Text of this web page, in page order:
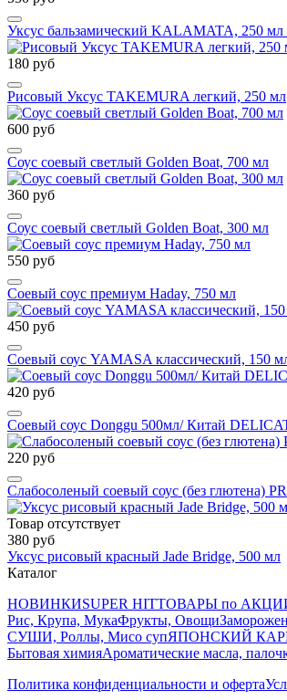
Уксус бальзамический KALAMATA, 250 мл
180 руб
Рисовый Уксус TAKEMURA легкий, 250 мл
600 руб
Соус соевый светлый Golden Boat, 700 мл
360 руб
Соус соевый светлый Golden Boat, 300 мл
550 руб
Соевый соус премиум Haday, 750 мл
450 руб
Соевый соус YAMASA классический, 150
420 руб
Соевый соус Donggu 500мл/ Китай
220 руб
Слабосоленый соевый соус (без глютена)
Товар отсутствует
380 руб
Уксус рисовый красный Jade Bridge, 500 мл
Каталог
НОВИНКИSUPER HITТОВАРЫ по
Рис, Крупа, МукаФрукты, Овощи
СУШИ, Роллы, Мисо супЯПОНСКИЙ
Бытовая химияАроматические масла,
Политика конфиденциальности и оферта